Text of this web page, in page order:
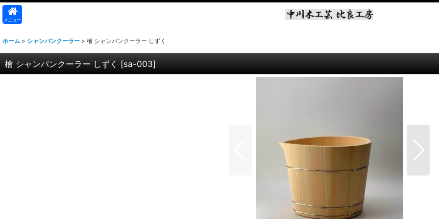
メニュー
ホーム > シャンパンクーラー > 檜 シャンパンクーラー しずく
檜 シャンパンクーラー しずく [sa-003]